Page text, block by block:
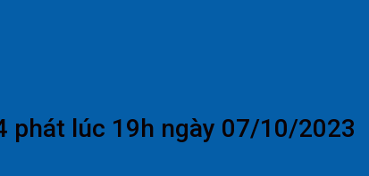
phát lúc 19h ngày 07/10/2023